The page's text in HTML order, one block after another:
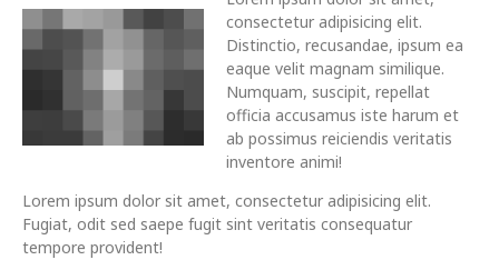
consectetur adipisicing elit.
Distinctio, recusandae, ipsum ea
eaque velit magnam similique.
Numquam, suscipit, repellat
officia accusamus iste harum et
ab possimus reiciendis veritatis
inventore animi!
Lorem ipsum dolor sit amet, consectetur adipisicing elit.
Fugiat, odit sed saepe fugit sint veritatis consequatur
tempore provident!